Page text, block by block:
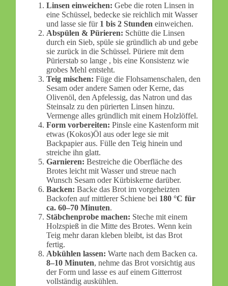
Linsen einweichen: Gebe die roten Linsen in
eine Schüssel, bedecke sie reichlich mit Wasser
und lasse sie für 1 bis 2 Stunden einweichen.
Abspülen & Pürieren: Schütte die Linsen
durch ein Sieb, spüle sie gründlich ab und gebe
sie zurück in die Schüssel. Püriere mit dem
Pürierstab so lange , bis eine Konsistenz wie
grobes Mehl entsteht.
Teig mischen: Füge die Flohsamenschalen, den
Sesam oder andere Samen oder Kerne, das
Olivenöl, den Apfelessig, das Natron und das
Steinsalz zu den pürierten Linsen hinzu.
Vermenge alles gründlich mit einem Holzlöffel.
Form vorbereiten: Pinsle eine Kastenform mit
etwas (Kokos)Öl aus oder lege sie mit
Backpapier aus. Fülle den Teig hinein und
streiche ihn glatt.
Garnieren: Bestreiche die Oberfläche des
Brotes leicht mit Wasser und streue nach
Wunsch Sesam oder Kürbiskerne darüber.
Backen: Backe das Brot im vorgeheizten
Backofen auf mittlerer Schiene bei 180 °C für
ca. 60–70 Minuten.
Stäbchenprobe machen: Steche mit einem
Holzspieß in die Mitte des Brotes. Wenn kein
Teig mehr daran kleben bleibt, ist das Brot
fertig.
Abkühlen lassen: Warte nach dem Backen ca.
8–10 Minuten, nehme das Brot vorsichtig aus
der Form und lasse es auf einem Gitterrost
vollständig auskühlen.